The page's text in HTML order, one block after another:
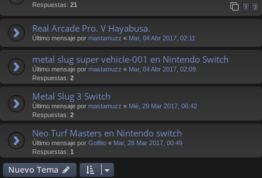
Respuestas: 21 1 2
Real Arcade Pro. V Hayabusa.
Último mensaje por mastamuzz « Mar, 04 Abr 2017, 02:11
metal slug super vehicle-001 en Nintendo Switch
Último mensaje por mastamuzz « Mar, 04 Abr 2017, 02:09
Respuestas: 2
Metal Slug 3 Switch
Último mensaje por mastamuzz « Mié, 29 Mar 2017, 06:42
Respuestas: 2
Neo Turf Masters en Nintendo switch
Último mensaje por Golfito « Mar, 28 Mar 2017, 00:49
Respuestas: 1
Nuevo Tema